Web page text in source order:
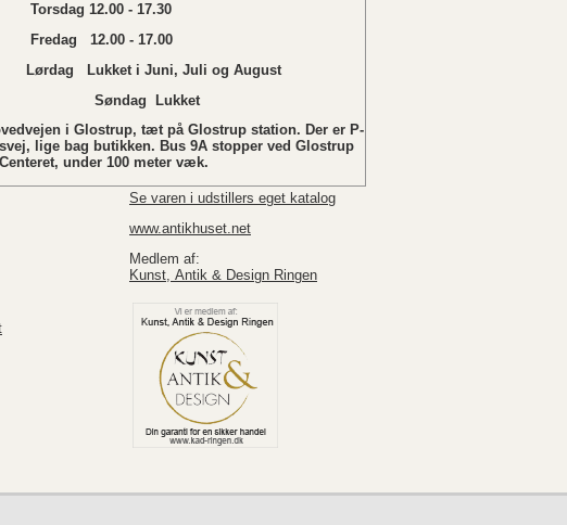
Torsdag 12.00 - 17.30
Fredag 12.00 - 17.00
Lukket i Juni, Juli og August
Lukket
i Glostrup, tæt på Glostrup station. Der er P-
lige bag butikken. Bus 9A stopper ved Glostrup
Centeret, under 100 meter væk.
Se varen i udstillers eget katalog
www.antikhuset.net
Medlem af:
Kunst, Antik & Design Ringen